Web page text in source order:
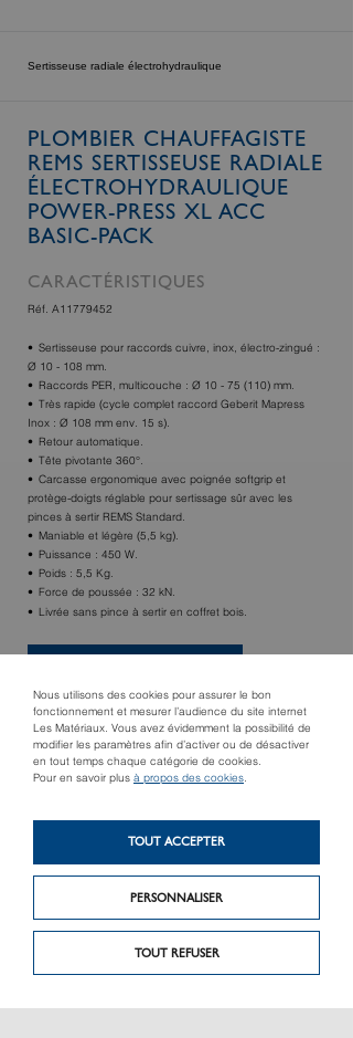
Nous utilisons des cookies pour assurer le bon
fonctionnement et mesurer l’audience du site internet
Les Matériaux. Vous avez évidemment la possibilité de
modifier les paramètres afin d’activer ou de désactiver
en tout temps chaque catégorie de cookies.
Pour en savoir plus à propos des cookies.
TOUT REFUSER
PERSONNALISER
TOUT ACCEPTER
Sertisseuse radiale électrohydraulique
PLOMBIER CHAUFFAGISTE
REMS SERTISSEUSE RADIALE
ÉLECTROHYDRAULIQUE
POWER-PRESS XL ACC
BASIC-PACK
CARACTÉRISTIQUES
Réf. A11779452
Sertisseuse pour raccords cuivre, inox, électro-zingué :
Ø 10 - 108 mm.
Raccords PER, multicouche : Ø 10 - 75 (110) mm.
Très rapide (cycle complet raccord Geberit Mapress
Inox : Ø 108 mm env. 15 s).
Retour automatique.
Tête pivotante 360°.
Carcasse ergonomique avec poignée softgrip et
protège-doigts réglable pour sertissage sûr avec les
pinces à sertir REMS Standard.
Maniable et légère (5,5 kg).
Puissance : 450 W.
Poids : 5,5 Kg.
Force de poussée : 32 kN.
Livrée sans pince à sertir en coffret bois.
POWER-PRESS ACC
BASIC-PACK
Malaxeur RUBIMIX 16